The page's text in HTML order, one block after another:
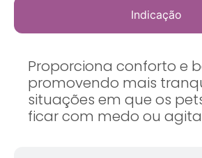
Indicação
Proporciona conforto e
promovendo mais
situações em que os
ficar com medo ou